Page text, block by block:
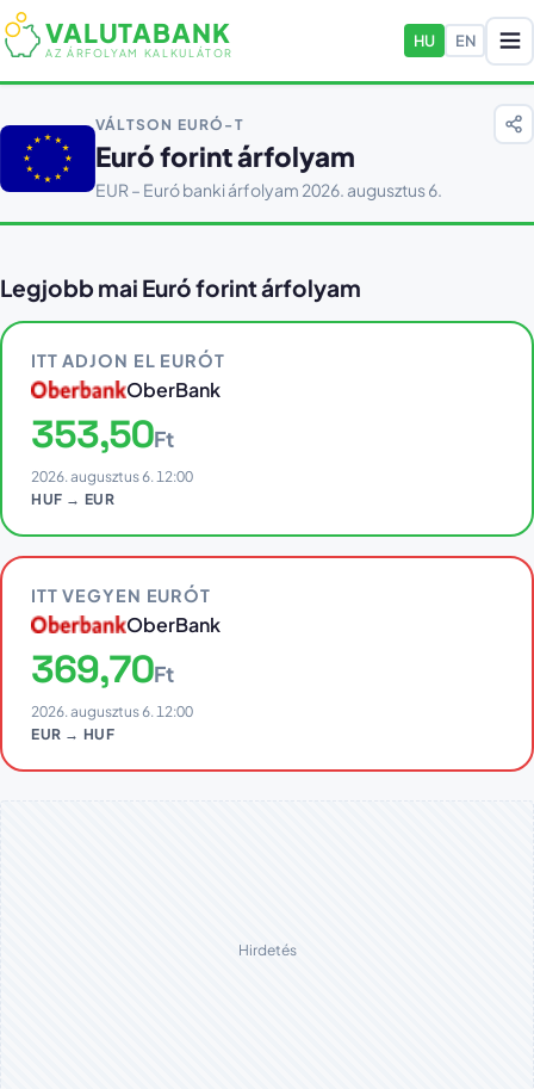
VALUTABANK
AZ ÁRFOLYAM KALKULÁTOR
HU EN
VÁLTSON EURÓ-T
Euró forint árfolyam
EUR – Euró banki árfolyam 2026. augusztus 6.
Legjobb mai Euró forint árfolyam
ITT ADJON EL EURÓT
OberBank
353,50Ft
2026. augusztus 6. 12:00
HUF → EUR
ITT VEGYEN EURÓT
OberBank
369,70Ft
2026. augusztus 6. 12:00
EUR → HUF
Hirdetés